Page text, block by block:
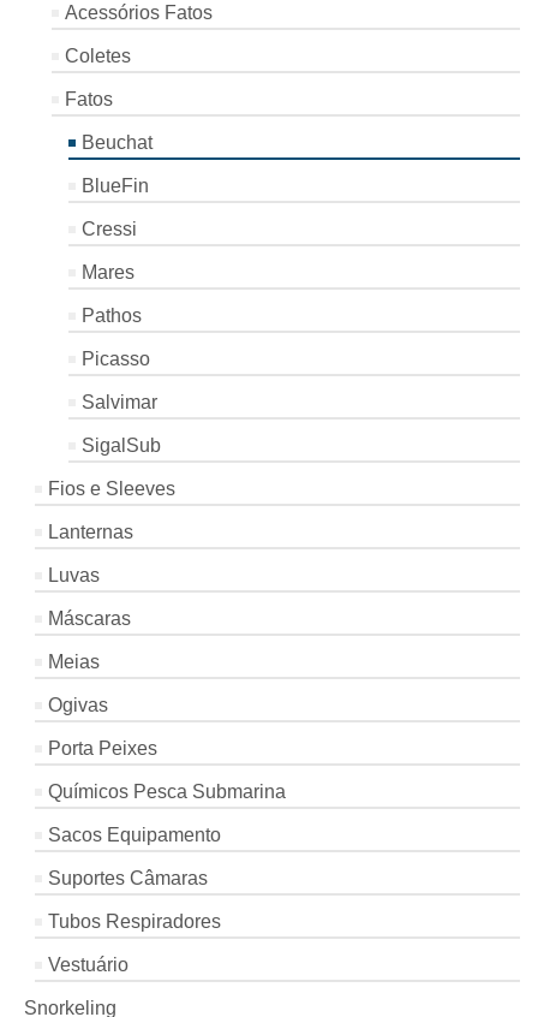
Acessórios Fatos
Coletes
Fatos
Beuchat
BlueFin
Cressi
Mares
Pathos
Picasso
Salvimar
SigalSub
Fios e Sleeves
Lanternas
Luvas
Máscaras
Meias
Ogivas
Porta Peixes
Químicos Pesca Submarina
Sacos Equipamento
Suportes Câmaras
Tubos Respiradores
Vestuário
Snorkeling